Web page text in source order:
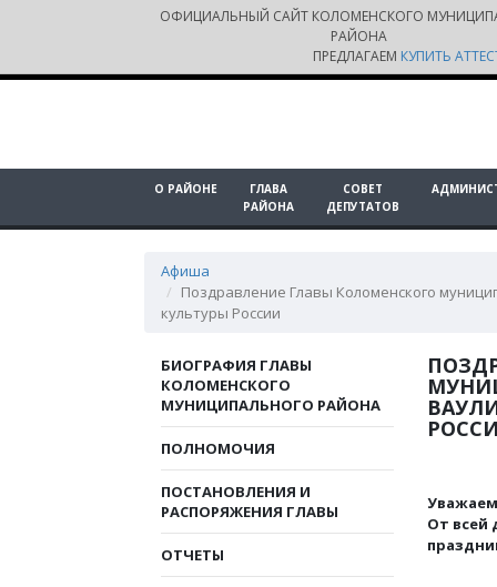
ОФИЦИАЛЬНЫЙ САЙТ КОЛОМЕНСКОГО
РАЙОНА
ПРЕДЛАГАЕМ КУПИТЬ
О РАЙОНЕ
ГЛАВА
РАЙОНА
СОВЕТ
ДЕПУТАТОВ
Афиша
Поздравление Главы Коломенского
культуры России
БИОГРАФИЯ ГЛАВЫ
КОЛОМЕНСКОГО
МУНИЦИПАЛЬНОГО РАЙОНА
ПОЛНОМОЧИЯ
ПОСТАНОВЛЕНИЯ И
РАСПОРЯЖЕНИЯ ГЛАВЫ
ОТЧЕТЫ
От всей